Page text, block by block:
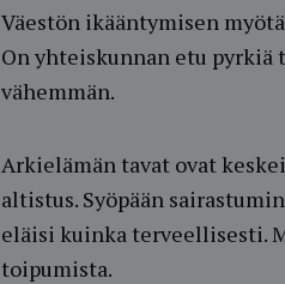
Väestön ikääntymisen
On yhteiskunnan etu
vähemmän.
Arkielämän tavat ovat
altistus. Syöpään
eläisi kuinka terveellisesti.
toipumista.